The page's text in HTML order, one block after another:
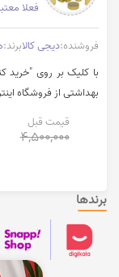
فعلا
فروشنده:دیجی کالابرند:
بهداشتی از فروشگاه
قیمت قبل
4,500,000
برندها